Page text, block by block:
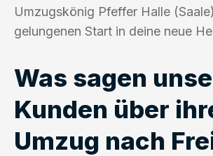
Umzugskönig Pfeffer Halle
gelungenen Start in deine neue
Was sagen
Kunden über
Umzug nach